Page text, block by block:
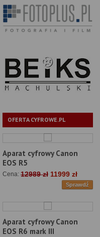
OFERTA CYFROWE.PL
Aparat cyfrowy Canon
EOS R5
Cena: 12989 zł 11999 zł
Sprawdź
Aparat cyfrowy Canon
EOS R6 mark III